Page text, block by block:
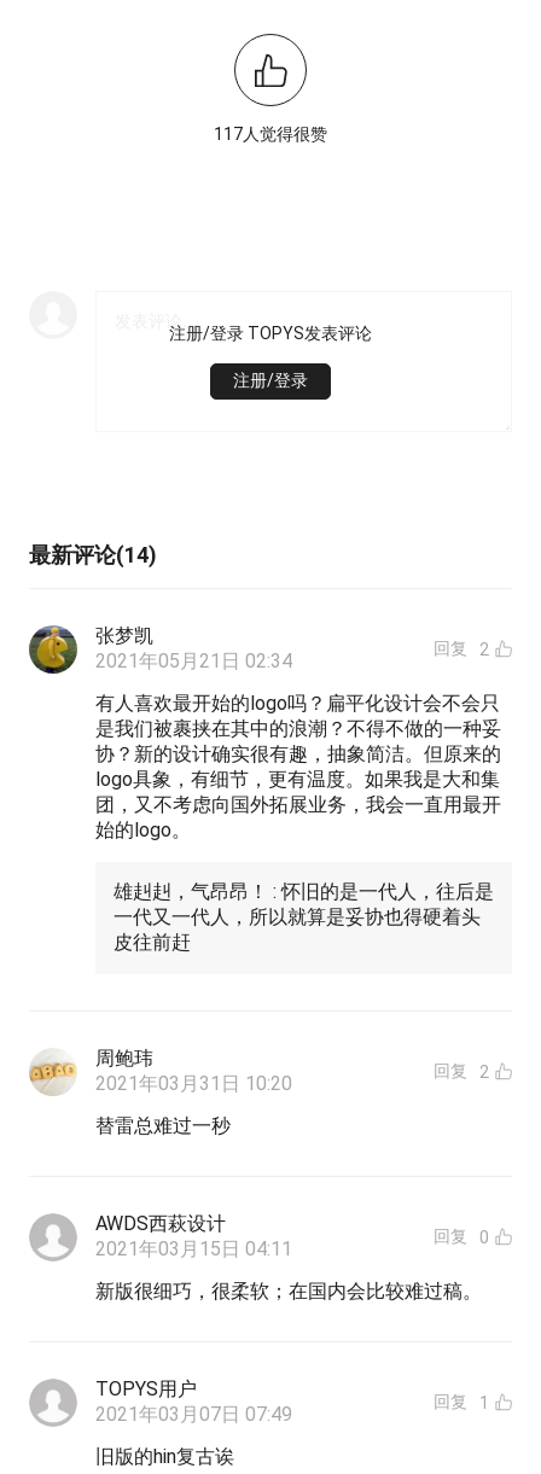
117人觉得很赞
注册/登录 TOPYS发表评论
注册/登录
最新评论(14)
张梦凯
2021年05月21日 02:34
回复 2
有人喜欢最开始的logo吗？扁平化设计会不会只
是我们被裹挟在其中的浪潮？不得不做的一种妥
协？新的设计确实很有趣，抽象简洁。但原来的
logo具象，有细节，更有温度。如果我是大和集
团，又不考虑向国外拓展业务，我会一直用最开
始的logo。
雄赳赳，气昂昂！ : 怀旧的是一代人，往后是
一代又一代人，所以就算是妥协也得硬着头
皮往前赶
周鲍玮
2021年03月31日 10:20
回复 2
替雷总难过一秒
AWDS西萩设计
2021年03月15日 04:11
回复 0
新版很细巧，很柔软；在国内会比较难过稿。
TOPYS用户
2021年03月07日 07:49
回复 1
旧版的hin复古诶